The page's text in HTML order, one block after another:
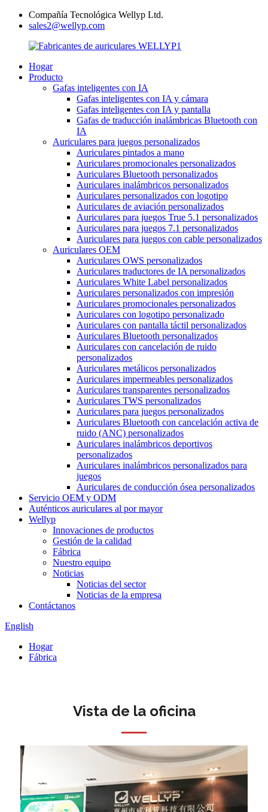
Compañía Tecnológica Wellyp Ltd.
sales2@wellyp.com
Hogar
Producto
Gafas inteligentes con IA
Gafas inteligentes con IA y cámara
Gafas inteligentes con IA y pantalla
Gafas de traducción inalámbricas Bluetooth con
IA
Auriculares para juegos personalizados
Auriculares pintados a mano
Auriculares promocionales personalizados
Auriculares Bluetooth personalizados
Auriculares inalámbricos personalizados
Auriculares personalizados con logotipo
Auriculares de aviación personalizados
Auriculares para juegos True 5.1 personalizados
Auriculares para juegos 7.1 personalizados
Auriculares para juegos con cable personalizados
Auriculares OEM
Auriculares OWS personalizados
Auriculares traductores de IA personalizados
Auriculares White Label personalizados
Auriculares personalizados con impresión
Auriculares promocionales personalizados
Auriculares con logotipo personalizado
Auriculares con pantalla táctil personalizados
Auriculares Bluetooth personalizados
Auriculares con cancelación de ruido
personalizados
Auriculares metálicos personalizados
Auriculares impermeables personalizados
Auriculares transparentes personalizados
Auriculares TWS personalizados
Auriculares para juegos personalizados
Auriculares Bluetooth con cancelación activa de
ruido (ANC) personalizados
Auriculares inalámbricos deportivos
personalizados
Auriculares inalámbricos personalizados para
juegos
Auriculares de conducción ósea personalizados
Servicio OEM y ODM
Auténticos auriculares al por mayor
Wellyp
Innovaciones de productos
Gestión de la calidad
Fábrica
Nuestro equipo
Noticias
Noticias del sector
Noticias de la empresa
Contáctanos
English
Hogar
Fábrica
Vista de la oficina